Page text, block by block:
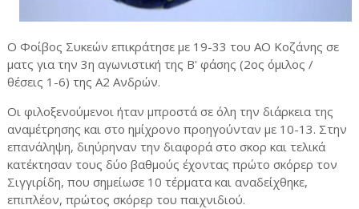
Ο Φοίβος Συκεών επικράτησε με 19-33 του ΑΟ Κοζάνης σε
ματς για την 3η αγωνιστική της Β' φάσης (2ος όμιλος /
θέσεις 1-6) της Α2 Ανδρών.
Οι φιλοξενούμενοι ήταν μπροστά σε όλη την διάρκεια της
αναμέτρησης και στο ημίχρονο προηγούνταν με 10-13. Στην
επανάληψη, διηύρηναν την διαφορά στο σκορ και τελικά
κατέκτησαν τους δύο βαθμούς έχοντας πρώτο σκόρερ τον
Σιγγιρίδη, που σημείωσε 10 τέρματα και αναδείχθηκε,
επιπλέον, πρώτος σκόρερ του παιχνιδιού.